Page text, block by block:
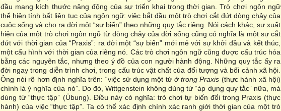
đầu mang kích thước năng động của sự triển khai trong thời gian. Trò chơi ngôn ngữ
thể hiện tính bất liên tục của ngôn ngữ: việc bắt đầu một trò chơi cắt đứt dòng chảy của
cuộc sống và cho ra đời một “sự biến” theo những quy tắc riêng. Nói cách khác, sự xuất
hiện của một trò chơi ngôn ngữ từ dòng chảy của đời sống cũng có nghĩa là một sự cắt
đứt với thời gian của “Praxis”: ra đời một “sự biến” mới mẻ với sự khởi đầu và kết thúc,
một cấu hình với thời gian của riêng nó. Các trò chơi ngôn ngữ cũng được cấu trúc hóa
bằng các nguyên tắc, nhưng theo ý đồ của con người hành động. Những quy tắc ấy ra
đời ngay trong diễn trình chơi, trong cấu trúc vật chất của đối tượng và bối cảnh xã hội.
Ông nói rõ hơn định nghĩa trên: “việc sử dụng một từ ở trong Praxis (thực hành xã hội)
chính là ý nghĩa của nó”. Do đó, Wittgenstein không dùng từ “áp dụng quy tắc” nữa, mà
dùng từ “thực tập” (Übung). Điều này có nghĩa: trò chơi tự biến đổi trong Praxis (thực
hành) của việc “thực tập”. Ta có thể xác định chính xác ranh giới thời gian của một trò